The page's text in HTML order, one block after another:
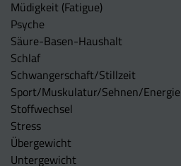
Müdigkeit (Fatigue)
Psyche
Säure-Basen-Haushalt
Schlaf
Schwangerschaft/Stillzeit
Sport/Muskulatur/Sehnen/Energie
Stoffwechsel
Stress
Übergewicht
Untergewicht